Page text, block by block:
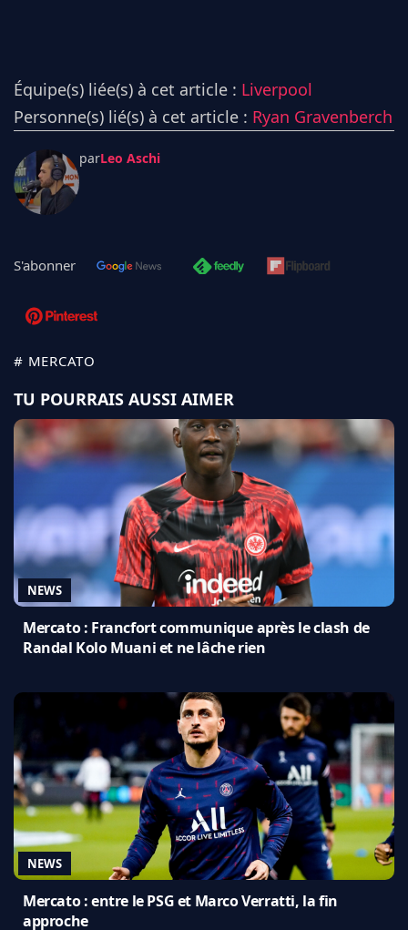
Équipe(s) liée(s) à cet article : Liverpool
Personne(s) lié(s) à cet article : Ryan Gravenberch
parLeo Aschi
S'abonner
# MERCATO
TU POURRAIS AUSSI AIMER
NEWS
Mercato : Francfort communique après le clash de
Randal Kolo Muani et ne lâche rien
NEWS
Mercato : entre le PSG et Marco Verratti, la fin
approche